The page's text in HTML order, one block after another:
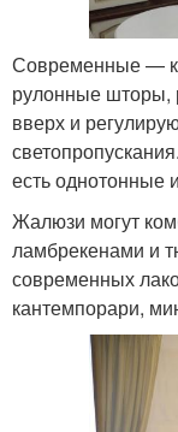
Современные — к
рулонные шторы,
вверх и
есть однотонные
Жалюзи могут
ламбрекенами и
современных
кантемпорари,